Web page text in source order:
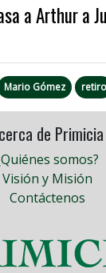
a Arthur a
Mario Gómez retiro
de Primicia
somos?
Visión y Misión
Contáctenos